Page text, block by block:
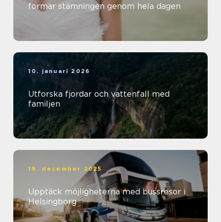
formar stämningen genom hela dagen
10. januari 2026
Utforska fjordar och vattenfall med
familjen
19. december 2025
Upptäck möjligheterna med bussresor i
Helsingborg